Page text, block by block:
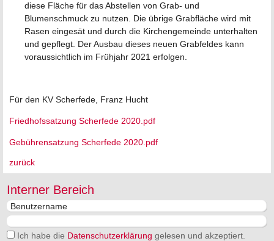
diese Fläche für das Abstellen von Grab- und
Blumenschmuck zu nutzen. Die übrige Grabfläche wird mit
Rasen eingesät und durch die Kirchengemeinde unterhalten
und gepflegt. Der Ausbau dieses neuen Grabfeldes kann
voraussichtlich im Frühjahr 2021 erfolgen.
Für den KV Scherfede, Franz Hucht
Friedhofssatzung Scherfede 2020.pdf
Gebührensatzung Scherfede 2020.pdf
zurück
Interner Bereich
Ich habe die Datenschutzerklärung gelesen und akzeptiert.